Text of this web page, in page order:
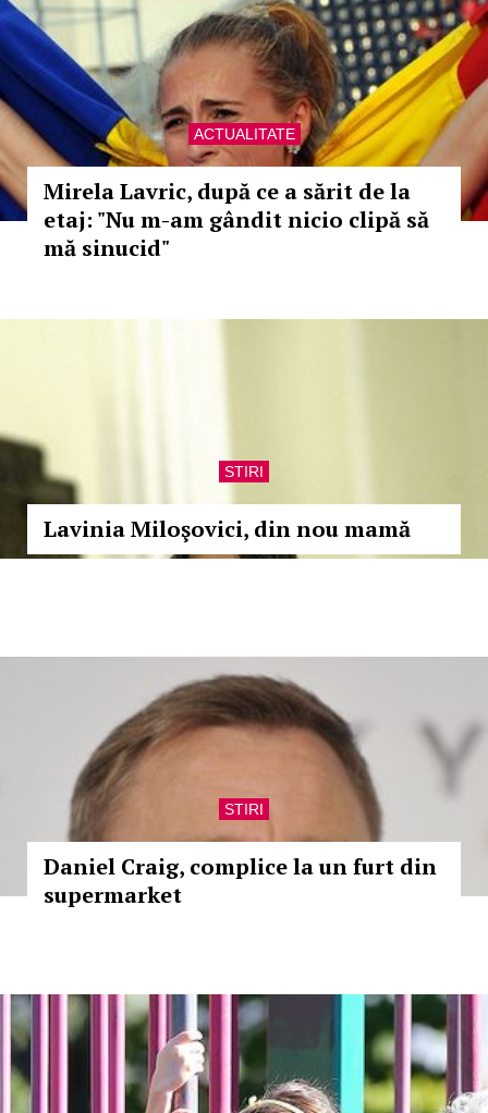
ACTUALITATE
Mirela Lavric, după ce a sărit de la
etaj: "Nu m-am gândit nicio clipă să
mă sinucid"
STIRI
Lavinia Miloşovici, din nou mamă
STIRI
Daniel Craig, complice la un furt din
supermarket